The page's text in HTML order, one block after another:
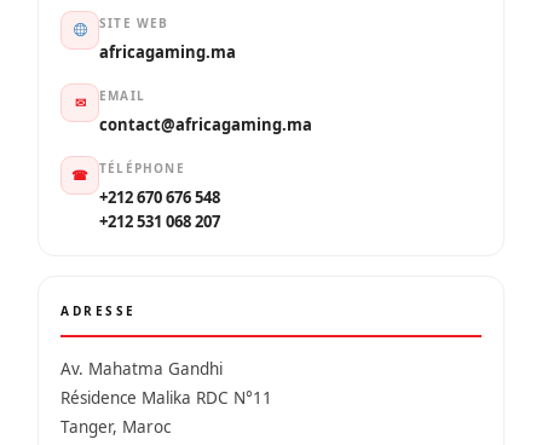
SITE WEB
africagaming.ma
✉ EMAIL
contact@africagaming.ma
☎ TÉLÉPHONE
+212 670 676 548
+212 531 068 207
ADRESSE
Av. Mahatma Gandhi
Résidence Malika RDC N°11
Tanger, Maroc